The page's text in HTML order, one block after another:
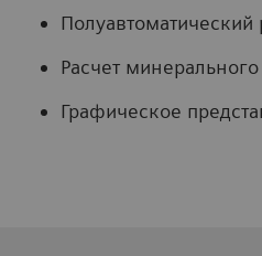
Расчет
Графическое